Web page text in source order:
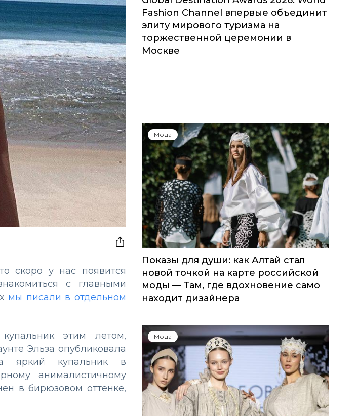
скоро у нас появится
с главными
мы писали в отдельном
этим летом,
Эльза опубликовала
яркий купальник в
анималистичному
в бирюзовом оттенке,
Fashion Channel впервые объединит
элиту мирового туризма на
торжественной церемонии в
Москве
Мода
Показы для души: как Алтай стал
новой точкой на карте российской
моды — Там, где вдохновение само
находит дизайнера
Мода